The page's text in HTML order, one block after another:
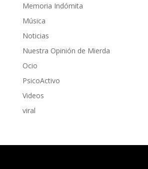
Memoria Indómita
Música
Noticias
Nuestra Opinión de Mierda
Ocio
PsicoActivo
Videos
viral